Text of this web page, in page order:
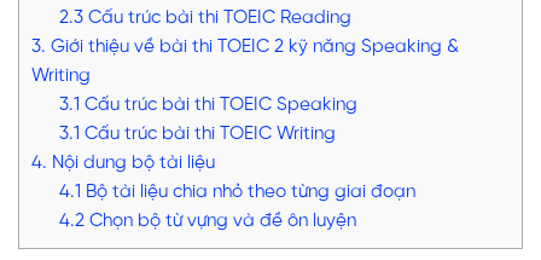
2.3 Cấu trúc bài thi TOEIC Reading
3. Giới thiệu về bài thi TOEIC 2 kỹ năng Speaking &
Writing
3.1 Cấu trúc bài thi TOEIC Speaking
3.1 Cấu trúc bài thi TOEIC Writing
4. Nội dung bộ tài liệu
4.1 Bộ tài liệu chia nhỏ theo từng giai đoạn
4.2 Chọn bộ từ vựng và đề ôn luyện